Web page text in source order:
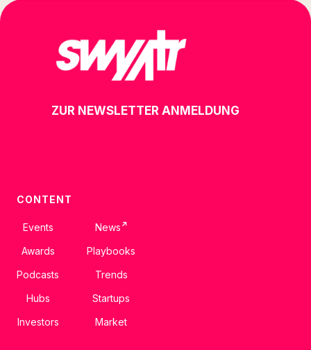
ZUR NEWSLETTER ANMELDUNG
CONTENT
Events
Awards
Podcasts
Hubs
Investors
News ↗
Playbooks
Trends
Startups
Market